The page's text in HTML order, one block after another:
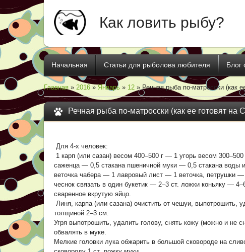
Как ловить рыбу?
Начальная Статьи для рыболова любителя Блог
Главная » 2016 » Январь » 12 » Речная рыба по-матросски (как
Речная рыба по-матросски (как ее готовят на
Для 4-х человек:
1 карп (или сазан) весом 400–500 г — 1 угорь весом
саженца — 0,5 стакана пшеничной муки — 0,5 стакана воды
веточка чабера — 1 лавровый лист — 1 веточка, петрушки
чеснок связать в один букетик — 2–3 ст. ложки коньяку —
сваренное вкрутую яйцо.
Линя, карпа (или сазана) очистить от чешуи, выпотрошить,
толщиной 2–3 см.
Угря выпотрошить, удалить голову, снять кожу (можно и не
обвалять в муке.
Мелкие головки лука обжарить в большой сковороде на